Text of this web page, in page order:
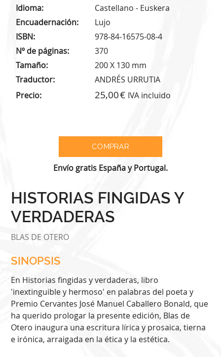
Idioma
Castellano - Euskera
Encuadernación
Lujo
ISBN
978-84-16575-08-4
Nº de páginas
370
Tamaño
200 X 130 mm
Traductor
ANDRÉS URRUTIA
Precio
25,00 IVA incluido
Envío gratis España y Portugal.
HISTORIAS FINGIDAS Y
VERDADERAS
BLAS DE OTERO
SINOPSIS
En Historias fingidas y verdaderas, libro
'inextinguible y hermoso' en palabras del poeta y
Premio Cervantes José Manuel Caballero Bonald, que
ha querido prologar la presente edición, Blas de
Otero inaugura una escritura lírica y prosaica, tierna
e irónica, arraigada en la ética y la estética.